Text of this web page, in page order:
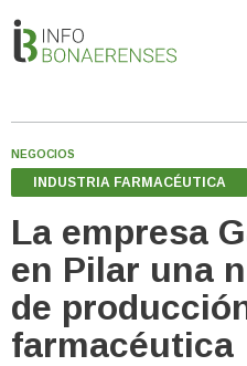
NEGOCIOS
INDUSTRIA FARMACÉUTICA
La empresa
en Pilar una
de
farmacéutica